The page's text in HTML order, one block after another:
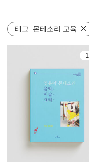
태그: 몬테소리 교육
-